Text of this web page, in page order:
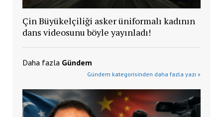
Çin Büyükelçiliği asker üniformalı kadının
dans videosunu böyle yayınladı!
Daha fazla Gündem
Gündem kategorisinden daha fazla yazı »